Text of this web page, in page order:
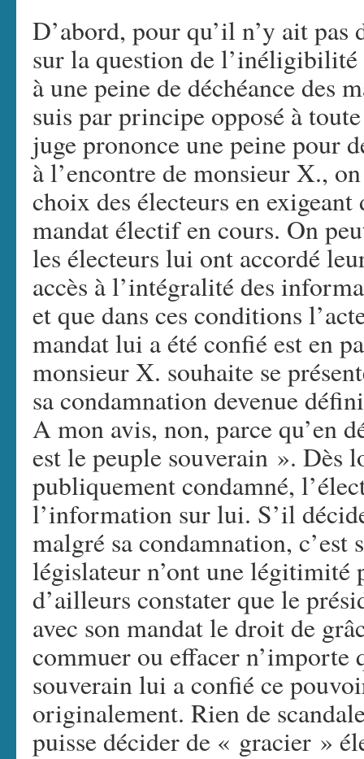
D’abord, pour qu’il n’y ait
sur la question de
à une peine de déchéance des
suis par principe opposé à
juge prononce une peine pour
à l’encontre de monsieur X.,
choix des électeurs en
mandat électif en cours. On
les électeurs lui ont accordé
accès à l’intégralité des
et que dans ces conditions
mandat lui a été confié est en
monsieur X. souhaite se
sa condamnation devenue
A mon avis, non, parce qu’en
est le peuple souverain ». Dès
publiquement condamné,
l’information sur lui. S’il
malgré sa condamnation,
législateur n’ont une légitimité
d’ailleurs constater que le
avec son mandat le droit de
commuer ou effacer n’importe
souverain lui a confié ce
originalement. Rien de
puisse décider de « gracier »